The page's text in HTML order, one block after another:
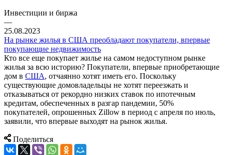
Инвестиции и биржа
—
25.08.2023
На рынке жилья в США преобладают покупатели, впервые
покупающие недвижимость
Кто все еще покупает жилье на самом недоступном рынке
жилья за всю историю? Покупатели, впервые приобретающие
дом в США, отчаянно хотят иметь его. Поскольку
существующие домовладельцы не хотят переезжать и
отказываться от рекордно низких ставок по ипотечным
кредитам, обеспеченных в разгар пандемии, 50%
покупателей, опрошенных Zillow в период с апреля по июль,
заявили, что впервые выходят на рынок жилья.
Поделиться